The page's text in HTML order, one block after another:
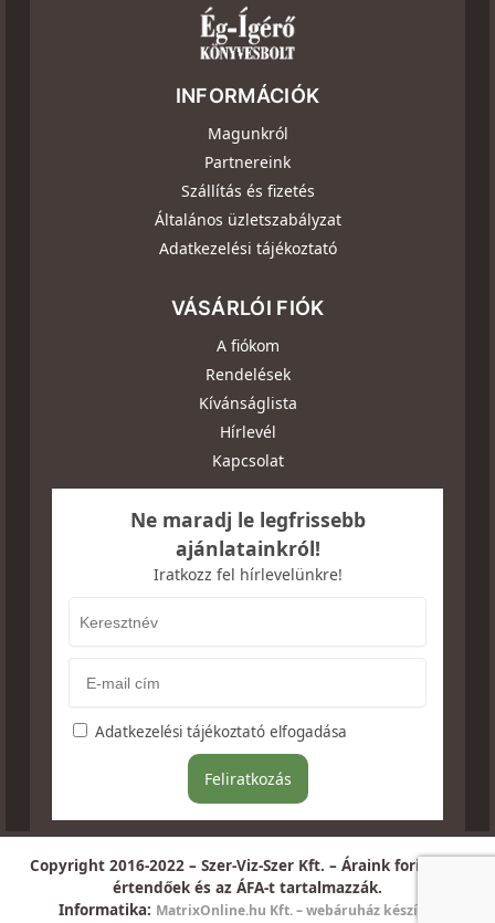
INFORMÁCIÓK
Magunkról
Partnereink
Szállítás és fizetés
Általános üzletszabályzat
Adatkezelési tájékoztató
VÁSÁRLÓI FIÓK
A fiókom
Rendelések
Kívánságlista
Hírlevél
Kapcsolat
Ne maradj le legfrissebb
ajánlatainkról!
Iratkozz fel hírlevelünkre!
Adatkezelési tájékoztató elfogadása
Copyright 2016-2022 – Szer-Viz-Szer Kft. – Áraink forintban
értendőek és az ÁFA-t tartalmazzák.
Informatika: MatrixOnline.hu Kft. – webáruház készítés